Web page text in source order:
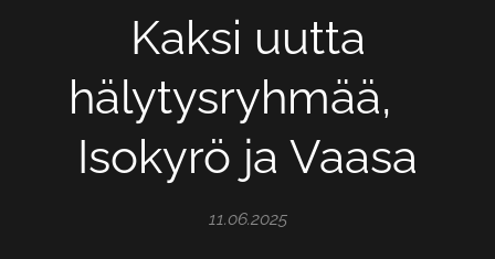
Kaksi uutta
hälytysryhmää,
Isokyrö ja Vaasa
11.06.2025